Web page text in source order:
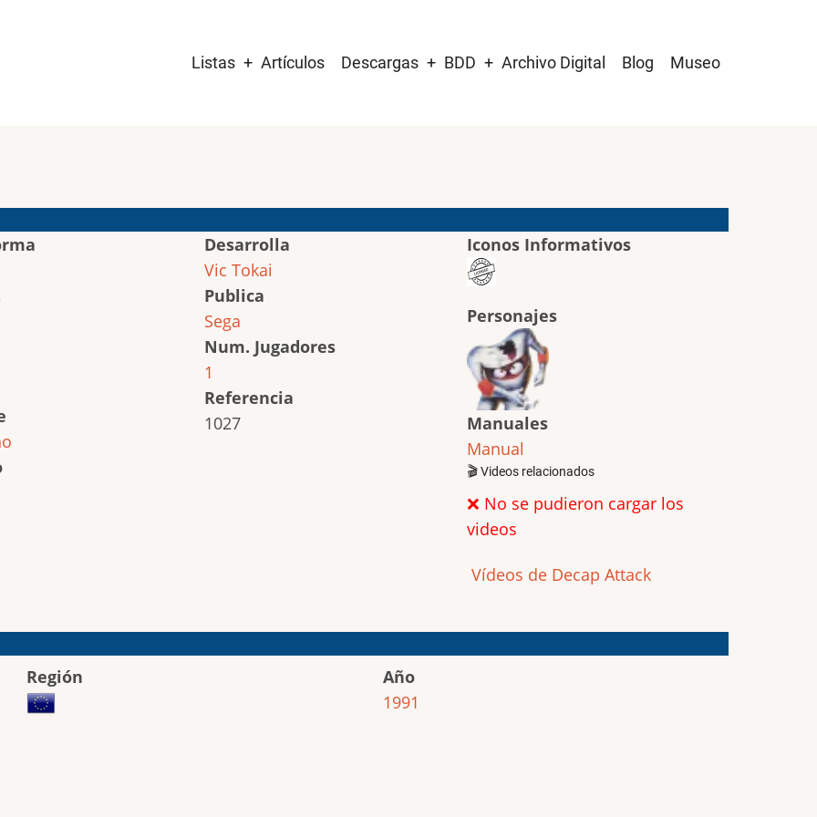
navigation
Listas Artículos Descargas BDD Archivo Digital Blog Museo
Desarrolla
Vic Tokai
Publica
Sega
Num. Jugadores
1
Referencia
1027
Iconos Informativos
Personajes
Manuales
Manual
🎬 Videos relacionados
❌ No se pudieron cargar los
videos
Vídeos de Decap Attack
Región
Año
1991